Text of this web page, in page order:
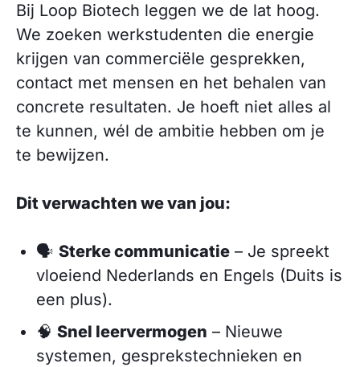
Bij Loop Biotech leggen we de lat hoog.
We zoeken werkstudenten die energie
krijgen van commerciële gesprekken,
contact met mensen en het behalen van
concrete resultaten. Je hoeft niet alles al
te kunnen, wél de ambitie hebben om je
te bewijzen.
Dit verwachten we van jou:
🗣️ Sterke communicatie – Je spreekt
vloeiend Nederlands en Engels (Duits is
een plus).
🧠 Snel leervermogen – Nieuwe
systemen, gesprekstechnieken en